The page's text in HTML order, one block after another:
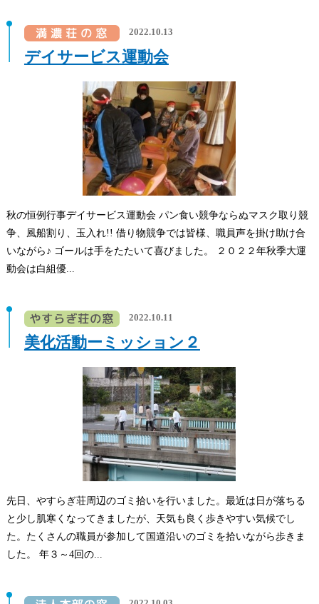
2022.10.13
デイサービス運動会
秋の恒例行事デイサービス運動会 パン食い競争ならぬマスク取り競
争、風船割り、玉入れ!! 借り物競争では皆様、職員声を掛け助け合
いながら♪ ゴールは手をたたいて喜びました。 ２０２２年秋季大運
動会は白組優...
2022.10.11
美化活動ーミッション２
先日、やすらぎ荘周辺のゴミ拾いを行いました。最近は日が落ちる
と少し肌寒くなってきましたが、天気も良く歩きやすい気候でし
た。たくさんの職員が参加して国道沿いのゴミを拾いながら歩きま
した。 年３～4回の...